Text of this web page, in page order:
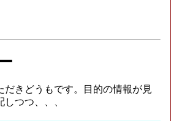
だきどうもです。目的の情報が見
つつ、、、